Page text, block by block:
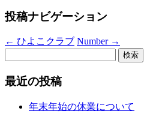
投稿ナビゲーション
← ひよこクラブ Number →
最近の投稿
年末年始の休業について